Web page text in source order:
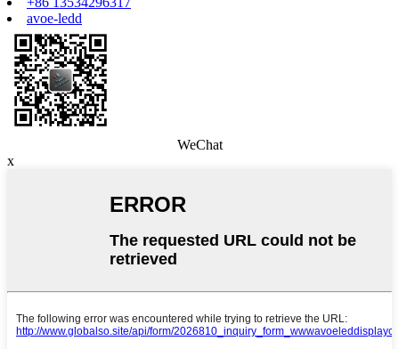
avoe-ledd
WeChat
x